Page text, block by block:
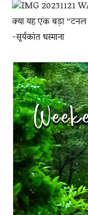
क्या यह एक बड़ा “टनल
-सूर्यकांत धस्माना